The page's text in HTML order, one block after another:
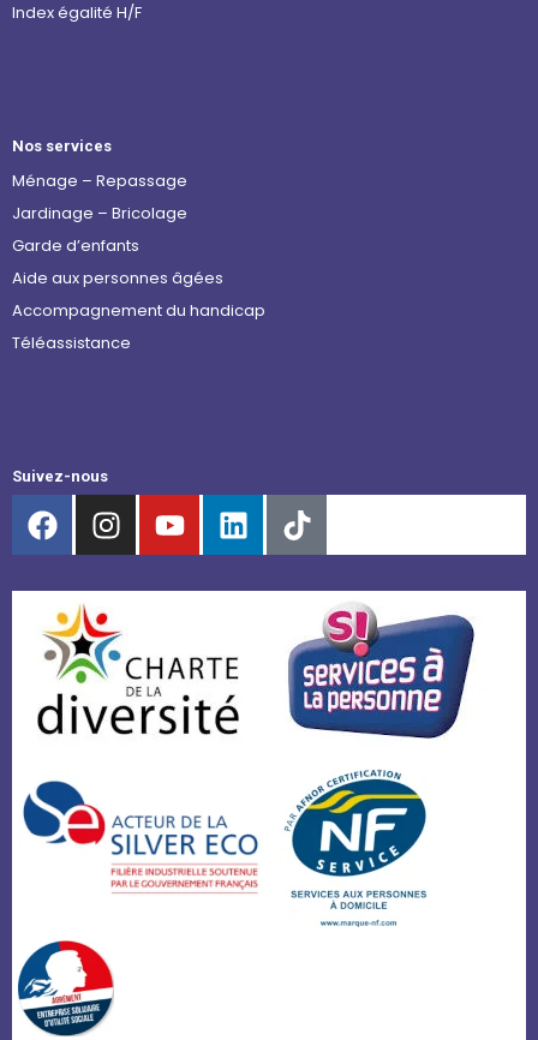
Index égalité H/F
Nos services
Ménage – Repassage
Jardinage – Bricolage
Garde d’enfants
Aide aux personnes âgées
Accompagnement du handicap
Téléassistance
Suivez-nous